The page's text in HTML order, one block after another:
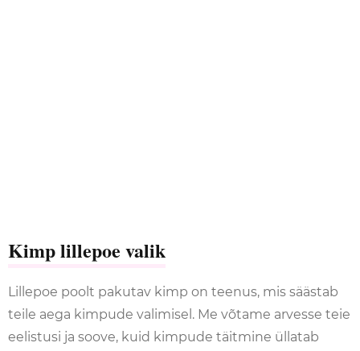
Kimp lillepoe valik
Lillepoe poolt pakutav kimp on teenus, mis säästab
teile aega kimpude valimisel. Me võtame arvesse teie
eelistusi ja soove, kuid kimpude täitmine üllatab